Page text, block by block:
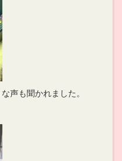
声も聞かれました。